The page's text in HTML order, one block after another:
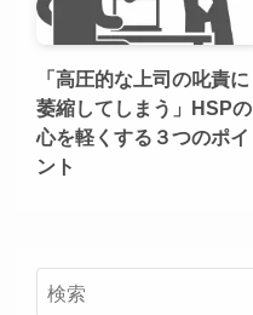
「高圧的な上司の叱責に
萎縮してしまう」HSPの
心を軽くする３つのポイ
ント